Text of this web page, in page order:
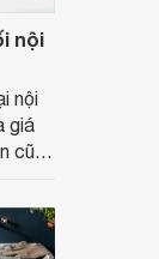
nội
nội
giá
cũng